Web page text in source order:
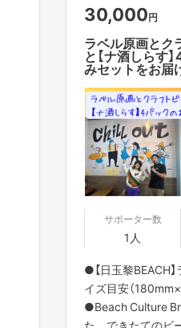
す
※リターンの配送
せていただきます
※動画は外部転送不
30,000円
ラベル原画とク
と【ナ酒しらす
みセットをお届
サポーター数
1人
●【日玉黎BEACH
イズ目安（
●Beach Culture
た、できたてのビ